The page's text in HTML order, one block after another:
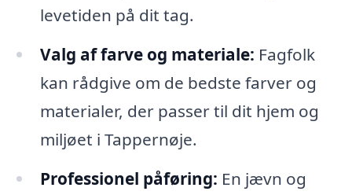
levetiden på dit tag.
Valg af farve og materiale: Fagfolk
kan rådgive om de bedste farver og
materialer, der passer til dit hjem og
miljøet i Tappernøje.
Professionel påføring: En jævn og